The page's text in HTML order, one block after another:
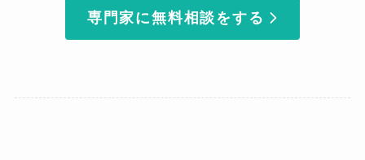
専門家に無料相談をする